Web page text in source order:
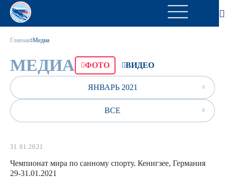
Главная Медиа
МЕДИА ФОТО ВИДЕО
ЯНВАРЬ 2021
ВСЕ
31.01.2021
Чемпионат мира по санному спорту. Кенигзее, Германия
29-31.01.2021